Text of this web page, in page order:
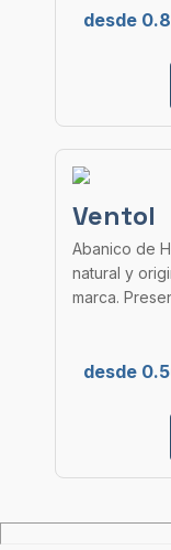
desde
Ventol
Abanico de
natural y
marca.
desde